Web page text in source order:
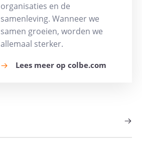
organisaties en de
samenleving. Wanneer we
samen groeien, worden we
allemaal sterker.
Lees meer op colbe.com